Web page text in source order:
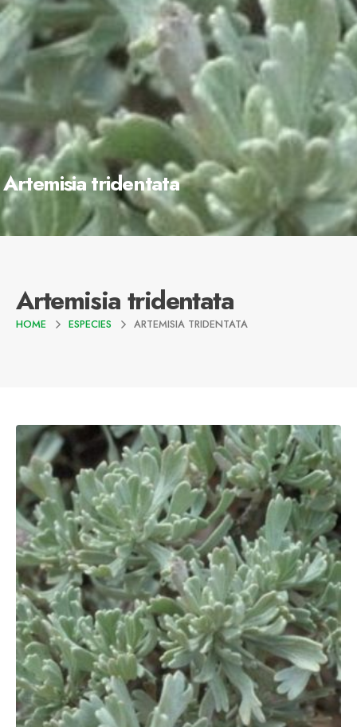
Artemisia tridentata
Artemisia tridentata
HOME ESPECIES ARTEMISIA TRIDENTATA